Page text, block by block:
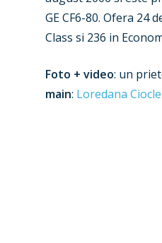
GE CF6-80. Ofera 24
Class si 236 in
Foto + video: un
main: Loredana